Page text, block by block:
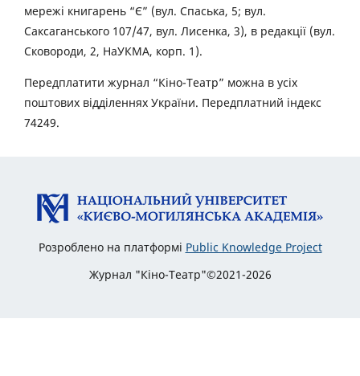
мережі книгарень “Є” (вул. Спаська, 5; вул.
Саксаганського 107/47, вул. Лисенка, 3), в редакції (вул.
Сковороди, 2, НаУКМА, корп. 1).
Передплатити журнал “Кіно-Театр” можна в усіх
поштових відділеннях України. Передплатний індекс
74249.
Розроблено на платформі Public Knowledge Project
Журнал "Кіно-Театр"©2021-2026